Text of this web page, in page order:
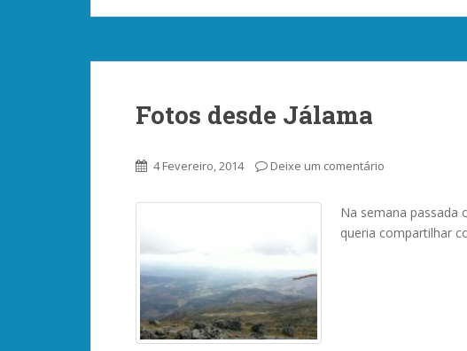
Fotos desde Jálama
4 Fevereiro, 2014 Deixe um comentário
Na semana passada
queria compartilhar